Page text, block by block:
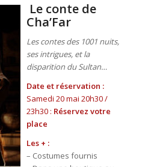
Le conte de
Cha’Far
Les contes des 1001 nuits,
ses intrigues, et la
disparition du Sultan…
Date et réservation :
Samedi 20 mai 20h30 /
23h30 : Réservez votre
place
Les + :
– Costumes fournis